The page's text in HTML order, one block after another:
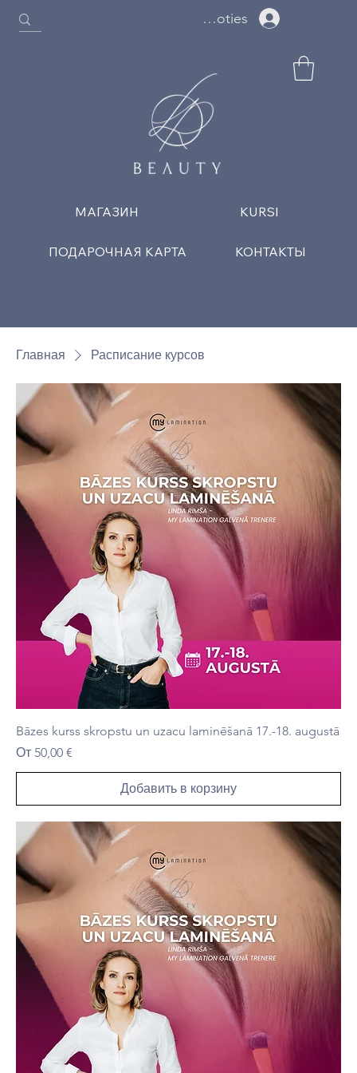
МАГАЗИН KURSI
ПОДАРОЧНАЯ КАРТА КОНТАКТЫ
Ielogoties
Главная Расписание курсов
Bāzes kurss skropstu un uzacu laminēšanā 17.-18. augustā
От 50,00 €
Цена со скидкой
Добавить в корзину